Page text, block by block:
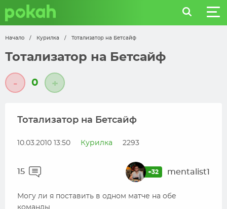
Начало / Курилка / Тотализатор на Бетсайф
Тотализатор на Бетсайф
- 0 +
Тотализатор на Бетсайф
10.03.2010 13:50 Курилка 2293
15 +32 mentalist1
Могу ли я поставить в одном матче на обе
команды